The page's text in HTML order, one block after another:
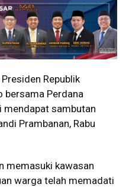
Republik
bersama Perdana
mendapat sambutan
Prambanan, Rabu
memasuki kawasan
warga telah memadati